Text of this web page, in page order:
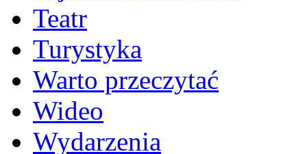
Teatr
Turystyka
Warto przeczytać
Wideo
Wydarzenia